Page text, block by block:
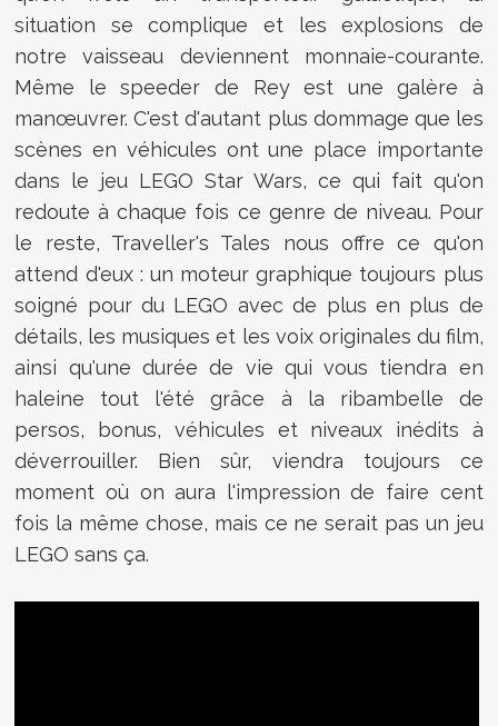
situation se complique et les explosions de
notre vaisseau deviennent monnaie-courante.
Même le speeder de Rey est une galère à
manœuvrer. C'est d'autant plus dommage que les
scènes en véhicules ont une place importante
dans le jeu LEGO Star Wars, ce qui fait qu'on
redoute à chaque fois ce genre de niveau. Pour
le reste, Traveller's Tales nous offre ce qu'on
attend d'eux : un moteur graphique toujours plus
soigné pour du LEGO avec de plus en plus de
détails, les musiques et les voix originales du film,
ainsi qu'une durée de vie qui vous tiendra en
haleine tout l'été grâce à la ribambelle de
persos, bonus, véhicules et niveaux inédits à
déverrouiller. Bien sûr, viendra toujours ce
moment où on aura l'impression de faire cent
fois la même chose, mais ce ne serait pas un jeu
LEGO sans ça.